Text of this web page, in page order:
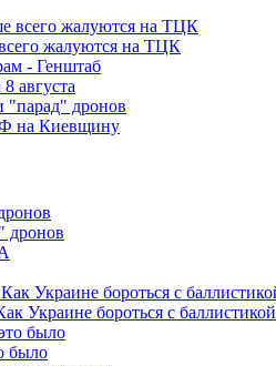
жалуются на ТЦК
- Генштаб
августа
"парад" дронов
на Киевщину
дронов
Украине бороться с баллистикой
было